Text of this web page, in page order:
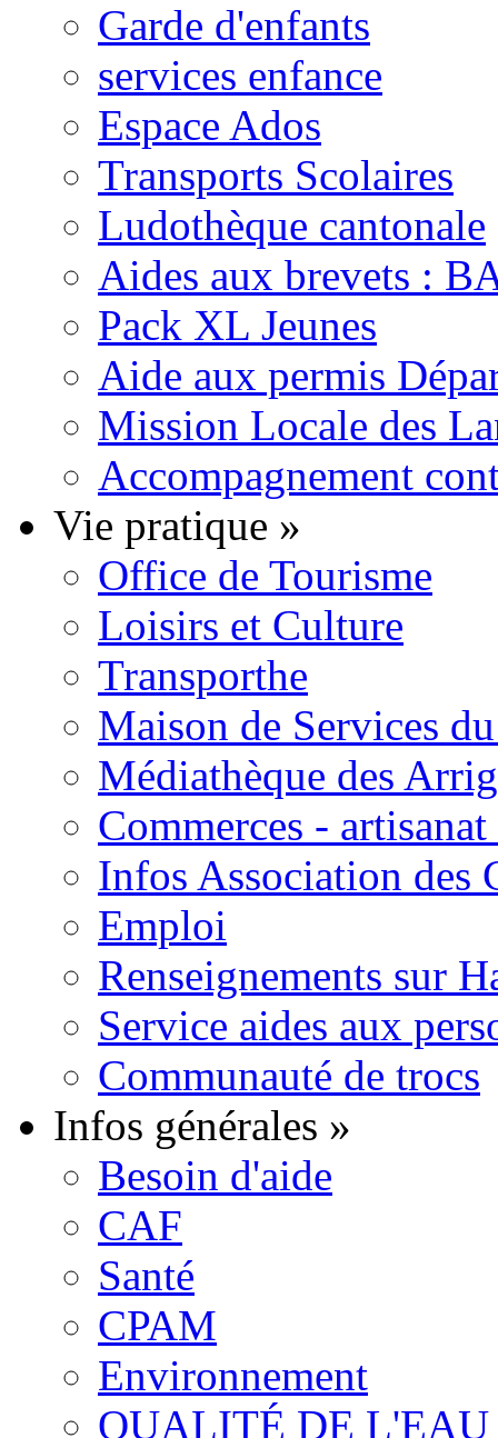
Garde d'enfants
services enfance
Espace Ados
Transports Scolaires
Ludothèque cantonale
Aides aux brevets :
Pack XL Jeunes
Aide aux permis
Mission Locale des
Accompagnement
Vie pratique »
Office de Tourisme
Loisirs et Culture
Transporthe
Maison de Services
Médiathèque des
Commerces -
Infos Association des
Emploi
Renseignements sur
Service aides aux
Communauté de trocs
Infos générales »
Besoin d'aide
CAF
Santé
CPAM
Environnement
QUALITÉ DE L'EAU